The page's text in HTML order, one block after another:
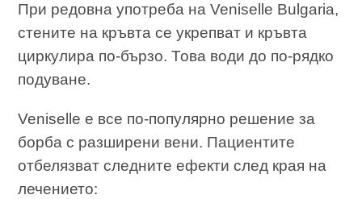
При редовна употреба на Veniselle Bulgaria,
стените на кръвта се укрепват и кръвта
циркулира по-бързо. Това води до по-рядко
подуване.
Veniselle е все по-популярно решение за
борба с разширени вени. Пациентите
отбелязват следните ефекти след края на
лечението: